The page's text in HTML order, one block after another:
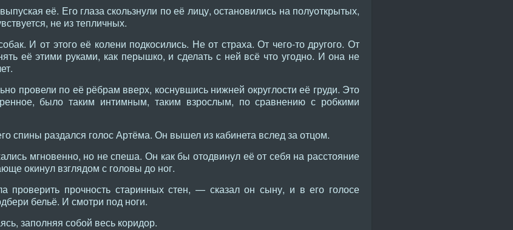
её. Его глаза скользнули по её лицу, остановились на полуоткрытых,
не из тепличных.
И от этого её колени подкосились. Не от страха. От чего-то другого. От
её этими руками, как перышко, и сделать с ней всё что угодно. И она не
провели по её рёбрам вверх, коснувшись нижней округлости её груди. Это
было таким интимным, таким взрослым, по сравнению с робкими
спины раздался голос Артёма. Он вышел из кабинета вслед за отцом.
мгновенно, но не спеша. Он как бы отодвинул её от себя на расстояние
окинул взглядом с головы до ног.
прочность старинных стен, — сказал он сыну, и в его голосе
бельё. И смотри под ноги.
заполняя собой весь коридор.